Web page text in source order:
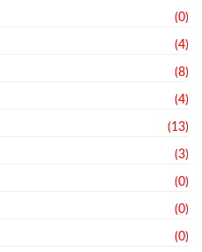
(0)
(4)
(8)
(4)
(13)
(3)
(0)
(0)
(0)